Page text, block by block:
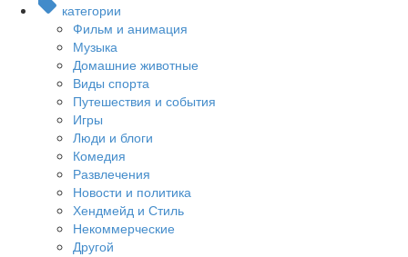
категории
Фильм и анимация
Музыка
Домашние животные
Виды спорта
Путешествия и события
Игры
Люди и блоги
Комедия
Развлечения
Новости и политика
Хендмейд и Стиль
Некоммерческие
Другой